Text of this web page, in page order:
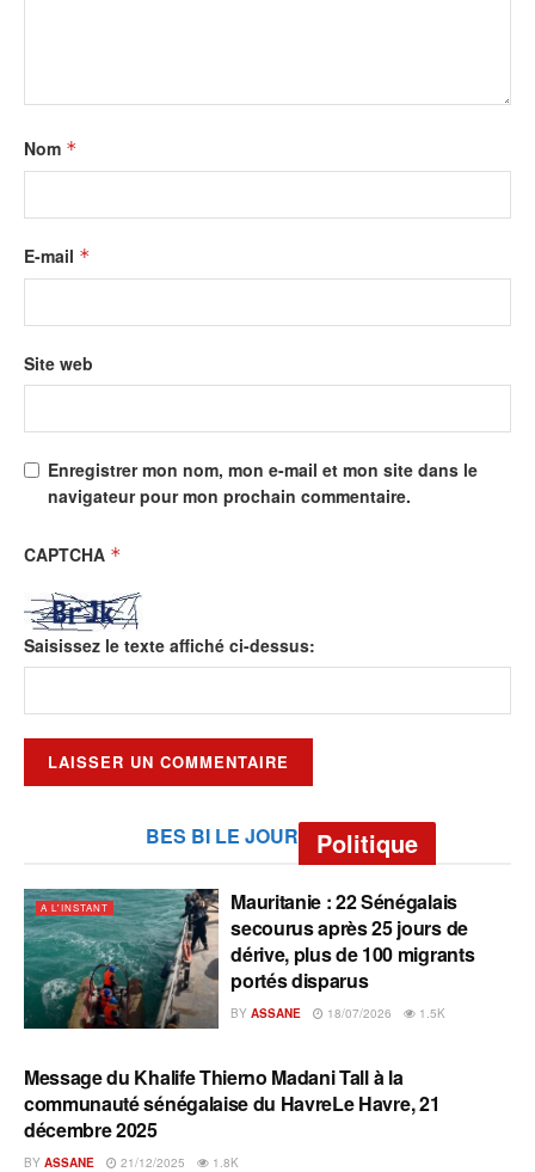
Nom *
E-mail *
Site web
Enregistrer mon nom, mon e-mail et mon site dans le
navigateur pour mon prochain commentaire.
CAPTCHA *
Saisissez le texte affiché ci-dessus:
BES BI LE JOUR Politique
A L'INSTANT
Mauritanie : 22 Sénégalais
secourus après 25 jours de
dérive, plus de 100 migrants
portés disparus
BY ASSANE 18/07/2026 1.5K
A L'INSTANT
Message du Khalife Thierno Madani Tall à la
communauté sénégalaise du HavreLe Havre, 21
décembre 2025
BY ASSANE 21/12/2025 1.8K